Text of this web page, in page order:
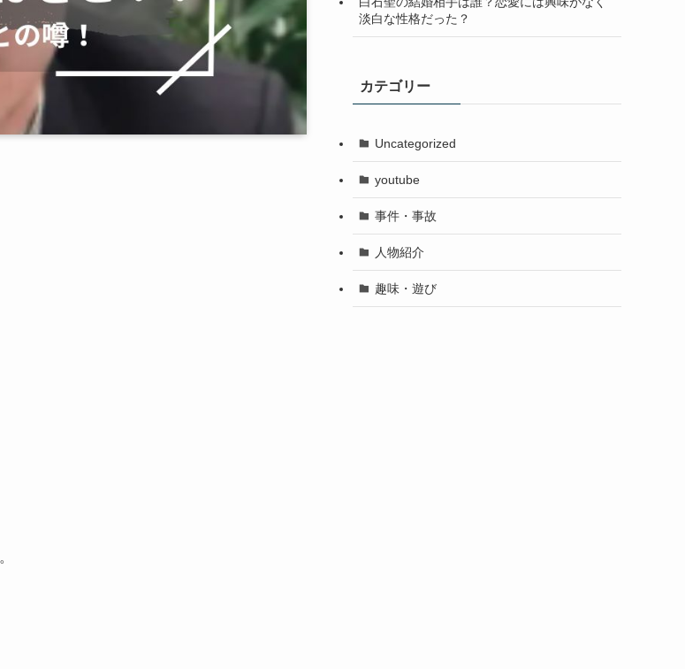
淡白な性格だった？
カテゴリー
Uncategorized
youtube
事件・事故
人物紹介
趣味・遊び